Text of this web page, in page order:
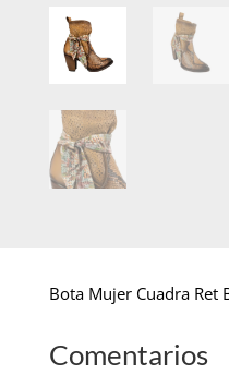
Bota Mujer Cuadra Ret
Comentarios